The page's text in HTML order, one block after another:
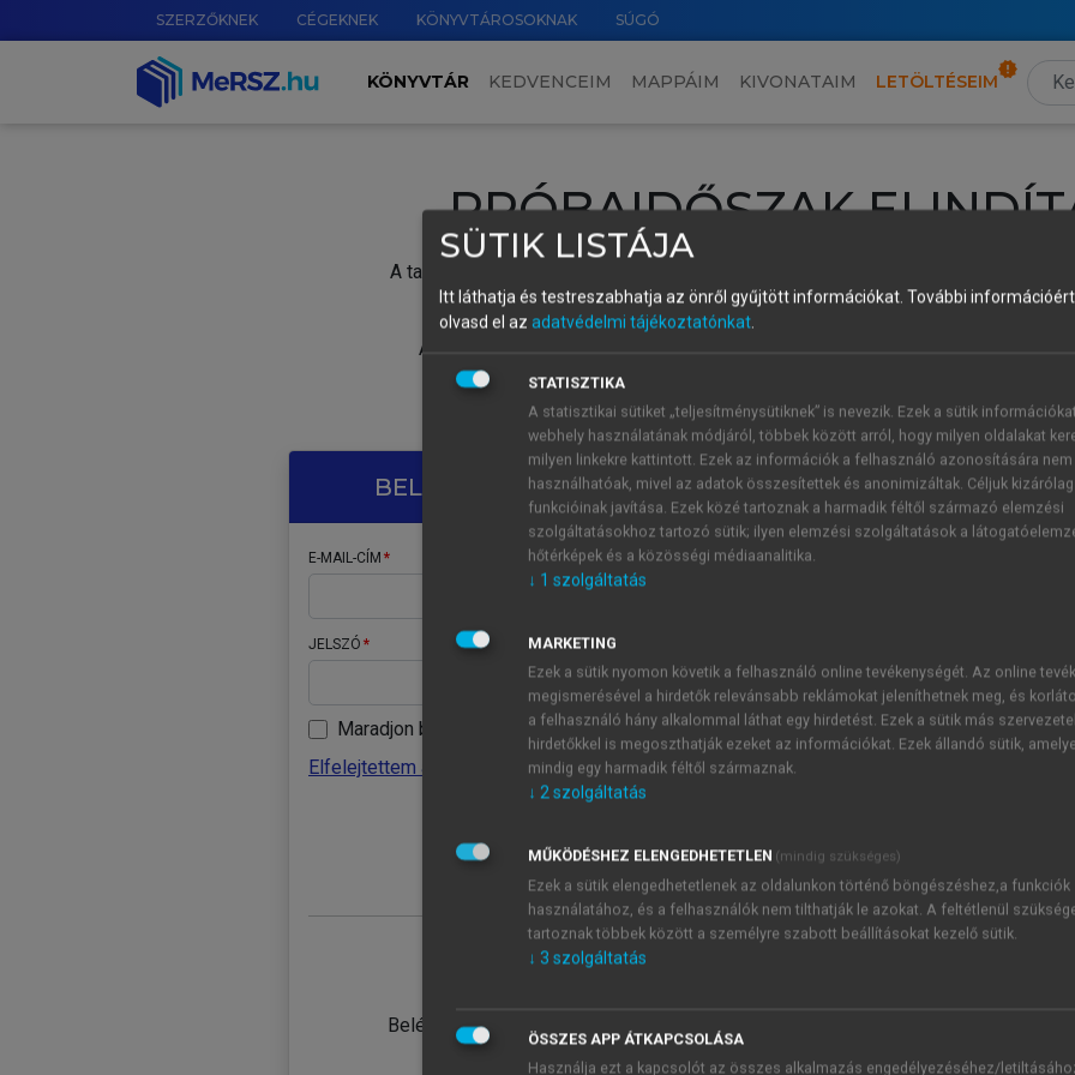
SZERZŐKNEK CÉGEKNEK KÖNYVTÁROSOKNAK SÚGÓ
KÖNYVTÁR KEDVENCEIM MAPPÁIM KIVONATAIM LETÖLTÉSEIM
PRÓBAIDŐSZAK
A tartalom megtekintéséhez lépj be a saját fiókoddal, iskolai azonosítóddal vagy
Új felhasználóként1 óra díjmentes hozzáférésrevagy
A próbaidőszak elindításához,
vagy hozz
A regisztráció után a
BELÉPÉS SAJÁT FIÓKKAL
E-MAIL-CÍM
JELSZÓ
Maradjon belépve
Elfelejtettem a jelszavamat
Belépés intézményi azonosítóval
ÚJ FIÓK
1 óra
JELSZÓ
Kérek értesítést a MeRSZ
Kérek értesítést az
SÜTIK LISTÁJA
Itt láthatja és testreszabhatja az önről gyűjtött információkat. További
olvasd el az adatvédelmi tájékoztatónkat.
STATISZTIKA
A statisztikai sütiket „teljesítménysütiknek” is nevezik. Ezek a sütik
webhely használatának módjáról, többek között arról, hogy milyen oldalakat
milyen linkekre kattintott. Ezek az információk a felhasználó azonosítására nem
használhatóak, mivel az adatok összesítettek és anonimizáltak. Céljuk
funkcióinak javítása. Ezek közé tartoznak a harmadik féltől származó elemzési
szolgáltatásokhoz tartozó sütik; ilyen elemzési szolgáltatások a
hőtérképek és a közösségi médiaanalitika.
↓ 1 szolgáltatás
MARKETING
Ezek a sütik nyomon követik a felhasználó online tevékenységét. Az online
megismerésével a hirdetők relevánsabb reklámokat jeleníthetnek meg, és
a felhasználó hány alkalommal láthat egy hirdetést. Ezek a sütik más
hirdetőkkel is megoszthatják ezeket az információkat. Ezek állandó sütik,
mindig egy harmadik féltől származnak.
↓ 2szolgáltatás
MŰKÖDÉSHEZ ELENGEDHETETLEN (mindig szükséges)
Ezek a sütik elengedhetetlenek az oldalunkon történő böngészéshez,a funkciók
használatához, és a felhasználók nem tilthatják le azokat. A feltétlenül
tartoznak többek között a személyre szabott beállításokat kezelő sütik.
↓ 3 szolgáltatás
ÖSSZES APP ÁTKAPCSOLÁSA
Használja ezt a kapcsolót az összes alkalmazás engedélyezéséhez/